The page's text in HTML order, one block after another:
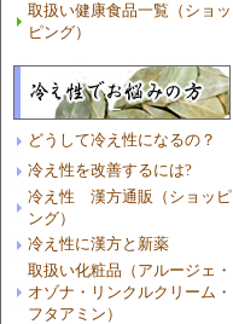
取扱い健康食品一覧（ショッ
ピング）
どうして冷え性になるの？
冷え性を改善するには?
冷え性 漢方通販（ショッピ
ング）
冷え性に漢方と新薬
取扱い化粧品（アルージェ・
オゾナ・リンクルクリーム・
フタアミン）